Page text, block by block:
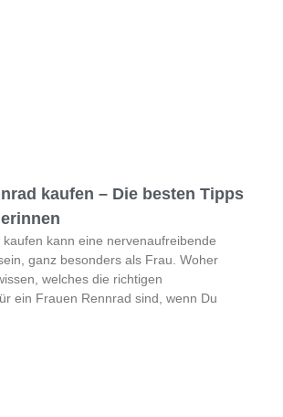
kaufen – Die besten Tipps
kaufen kann eine nervenaufreibende
ganz besonders als Frau. Woher
welches die richtigen
ein Frauen Rennrad sind, wenn Du